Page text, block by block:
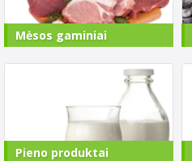
Mėsos gaminiai
Pieno produktai